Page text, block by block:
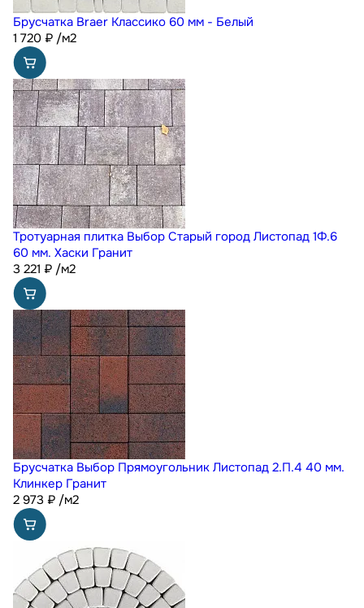
Брусчатка Braer Классико 60 мм - Белый
1 720 ₽ /м2
Тротуарная плитка Выбор Старый город Листопад 1Ф.6
60 мм. Хаски Гранит
3 221 ₽ /м2
Брусчатка Выбор Прямоугольник Листопад 2.П.4 40 мм.
Клинкер Гранит
2 973 ₽ /м2